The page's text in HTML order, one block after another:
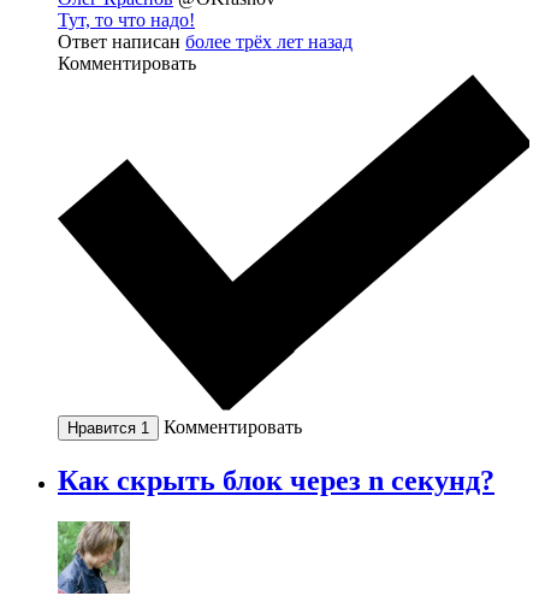
Тут, то что надо!
Ответ написан более трёх лет назад
Комментировать
Нравится 1 Комментировать
Как скрыть блок через n секунд?